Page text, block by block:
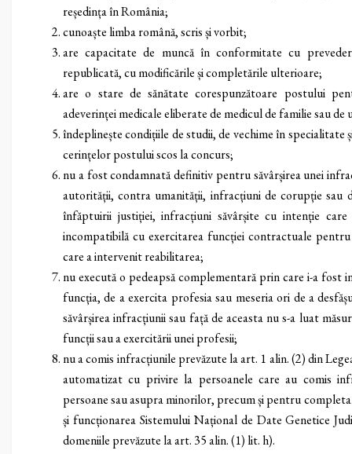
reședința în România;
cunoaște limba română, scris și vorbit;
are capacitate de muncă în conformitate cu
republicată, cu modificările și completările ulterioare;
are o stare de sănătate corespunzătoare postului
adeverinței medicale eliberate de medicul de familie sau
îndeplinește condițiile de studii, de vechime în
cerințelor postului scos la concurs;
nu a fost condamnată definitiv pentru săvârșirea unei
autorității, contra umanității, infracțiuni de corupție sau
înfăptuirii justiției, infracțiuni săvârșite cu intenție
incompatibilă cu exercitarea funcției contractuale
care a intervenit reabilitarea;
nu execută o pedeapsă complementară prin care i-a fost
funcția, de a exercita profesia sau meseria ori de a
săvârșirea infracțiunii sau față de aceasta nu s-a luat
funcții sau a exercitării unei profesii;
nu a comis infracțiunile prevăzute la art. 1 alin. (2) din
automatizat cu privire la persoanele care au comis
persoane sau asupra minorilor, precum și pentru
și funcționarea Sistemului Național de Date Genetice
domeniile prevăzute la art. 35 alin. (1) lit. h).